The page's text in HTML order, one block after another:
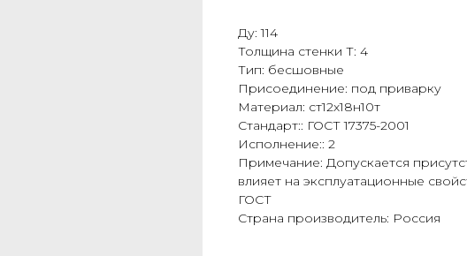
Ду: 114
Толщина стенки Т: 4
Тип: бесшовные
Присоединение: под приварку
Материал: ст12х18н10т
Стандарт:: ГОСТ 17375-2001
Исполнение:: 2
Примечание: Допускается
влияет на эксплуатационные
ГОСТ
Страна производитель: Россия